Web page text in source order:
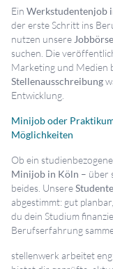
Ein Werkstudentenjob
der erste Schritt ins
nutzen unsere Jobbörse
suchen. Die
Marketing und Medien
Stellenausschreibung
Entwicklung.
Minijob oder
Möglichkeiten
Ob ein
Minijob in Köln – über
beides. Unsere
abgestimmt: gut
du dein Studium
Berufserfahrung
stellenwerk arbeitet